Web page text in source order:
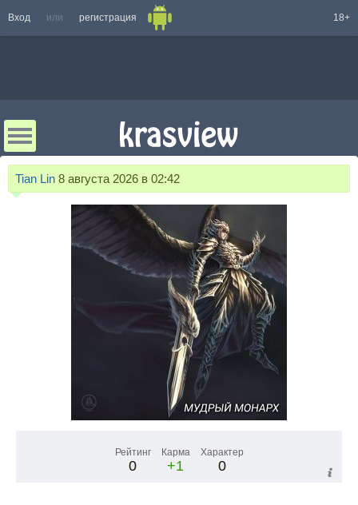
Вход или регистрация 18+
Tian Lin 8 августа 2026 в 02:42
Рейтинг
0
Карма
+1
Характер
0